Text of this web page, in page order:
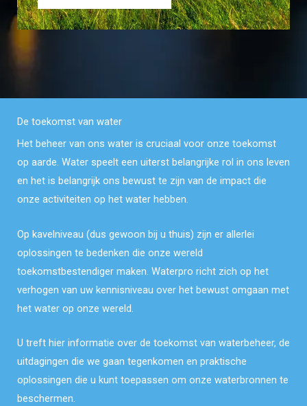
De toekomst van water
Het beheer van ons water is cruciaal voor onze toekomst
op aarde. Water speelt een uiterst belangrijke rol in ons leven
en het is belangrijk ons bewust te zijn van de impact die
onze activiteiten op het water hebben.
Op kavelniveau (dus gewoon bij u thuis) zijn er allerlei
oplossingen te bedenken die onze wereld
toekomstbestendiger maken. Waterpro richt zich op het
verhogen van uw kennisniveau over het bewust omgaan met
het water op onze wereld.
U treft hier informatie over de toekomst van waterbeheer, de
uitdagingen die we gaan tegenkomen en praktische
oplossingen die u kunt toepassen om onze waterbronnen te
beschermen.